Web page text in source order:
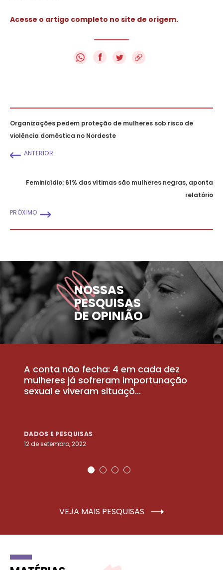
Acesse o artigo completo no site de origem.
f
Organizações pedem proteção de mulheres sob risco de
violência doméstica no Nordeste
ANTERIOR
Feminicídio: 61% das vítimas são mulheres negras, aponta
relatório
PRÓXIMO
NOSSAS
PESQUISAS
DE OPINIÃO
A conta não fecha: 4 em cada dez
mulheres já sofreram importunação
sexual e viveram situaçõ...
DADOS E PESQUISAS
12 de setembro, 2022
VEJA MAIS PESQUISAS